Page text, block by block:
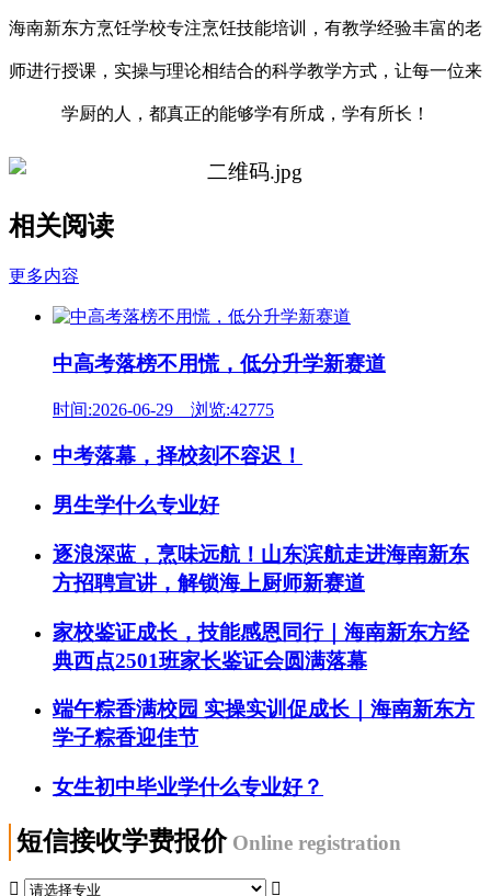
海南新东方烹饪学校专注烹饪技能培训，有教学经验丰富的老
师进行授课，实操与理论相结合的科学教学方式，让每一位来
学厨的人，都真正的能够学有所成，学有所长！
相关阅读
更多内容
中高考落榜不用慌，低分升学新赛道
时间:2026-06-29 浏览:42775
中考落幕，择校刻不容迟！
男生学什么专业好
逐浪深蓝，烹味远航！山东滨航走进海南新东
方招聘宣讲，解锁海上厨师新赛道
家校鉴证成长，技能感恩同行｜海南新东方经
典西点2501班家长鉴证会圆满落幕
端午粽香满校园 实操实训促成长｜海南新东方
学子粽香迎佳节
女生初中毕业学什么专业好？
短信接收学费报价 Online registration
 